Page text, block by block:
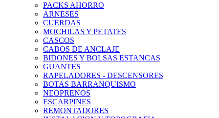
PACKS AHORRO
ARNESES
CUERDAS
MOCHILAS Y PETATES
CASCOS
CABOS DE ANCLAJE
BIDONES Y BOLSAS ESTANCAS
GUANTES
RAPELADORES - DESCENSORES
BOTAS BARRANQUISMO
NEOPRENOS
ESCARPINES
REMONTADORES